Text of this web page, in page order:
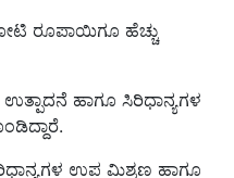
ರೂಪಾಯಿಗೂ ಹೆಚ್ಚು
ಹಾಗೂ ಸಿರಿಧಾನ್ಯಗಳ
ಉಪ ಮಿಶ್ರಣ ಹಾಗೂ